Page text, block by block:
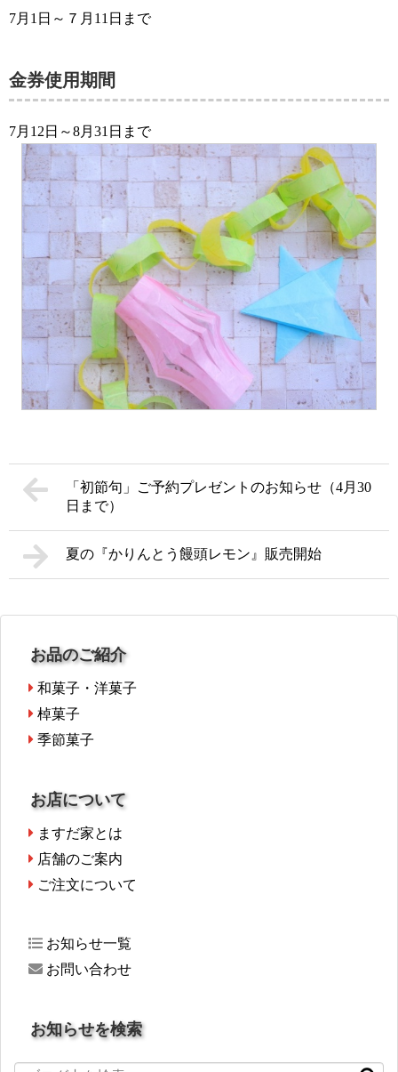
7月1日～７月11日まで
金券使用期間
7月12日～8月31日まで
「初節句」ご予約プレゼントのお知らせ（4月30
日まで）
夏の『かりんとう饅頭レモン』販売開始
お品のご紹介
和菓子・洋菓子
棹菓子
季節菓子
お店について
ますだ家とは
店舗のご案内
ご注文について
お知らせ一覧
お問い合わせ
お知らせを検索